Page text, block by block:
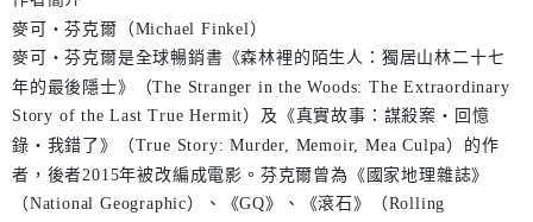
麥可‧芬克爾（Michael Finkel）
麥可‧芬克爾是全球暢銷書《森林裡的陌生人：獨居山林二十七
年的最後隱士》（The Stranger in the Woods: The Extraordinary
Story of the Last True Hermit）及《真實故事：謀殺案‧回憶
錄‧我錯了》（True Story: Murder, Memoir, Mea Culpa）的作
者，後者2015年被改編成電影。芬克爾曾為《國家地理雜誌》
（National Geographic）、《GQ》、《滾石》（Rolling